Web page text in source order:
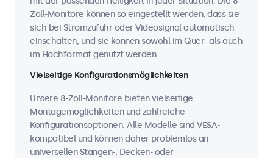
Zoll-Monitore können so eingestellt werden, dass sie
sich bei Stromzufuhr oder Videosignal automatisch
einschalten, und sie können sowohl im Quer- als auch
im Hochformat genutzt werden.
Vielseitige Konfigurationsmöglichkeiten
Unsere 8-Zoll-Monitore bieten vielseitige
Montagemöglichkeiten und zahlreiche
Konfigurationsoptionen. Alle Modelle sind VESA-
kompatibel und können daher problemlos an
universellen Stangen-, Decken- oder